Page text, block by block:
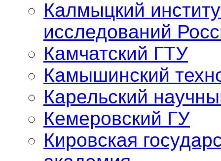
Калмыцкий
исследований
Камчатский ГТУ
Камышинский
Карельский
Кемеровский ГУ
Кировская